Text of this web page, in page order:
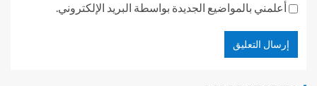
أعلمني بالمواضيع الجديدة بواسطة البريد الإلكتروني.